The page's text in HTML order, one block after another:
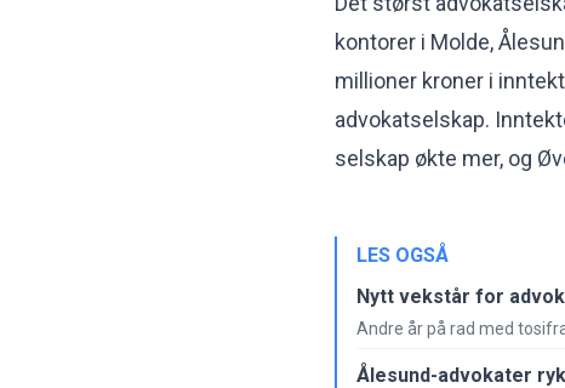
kontorer i Molde,
millioner kroner i
advokatselskap.
selskap økte mer, og
LES OGSÅ
Nytt vekstår for
Andre år på rad med
Ålesund-advokater